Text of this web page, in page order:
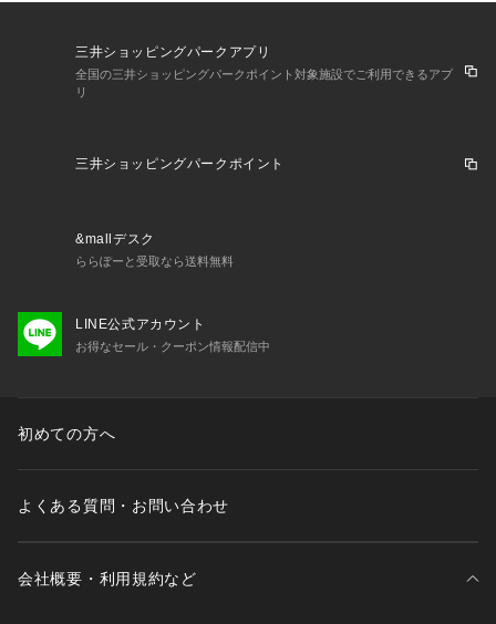
左右の紐に10cm以上の差がある場合はメールにてお問い合わ
せください。
※一部商品において弊社カラー表記がメーカーカラー表記と異
商品の色味が若干異なる場合があります。
い。ヨネックス YONEX スーパースポーツゼビオ ゼビオ Supe
r Sports XEBIO バドミントン バドミントン用品 バトミントン
ket_2601sale needbm sp10bd sp10pt2602 26bk_cp
三井ショッピングパークアプリ
全国の三井ショッピングパークポイント対象施設でご利用できるアプ
リ
三井ショッピングパークポイント
&mallデスク
ららぽーと受取なら送料無料
LINE公式アカウント
お得なセール・クーポン情報配信中
初めての方へ
よくある質問・お問い合わせ
会社概要・利用規約など